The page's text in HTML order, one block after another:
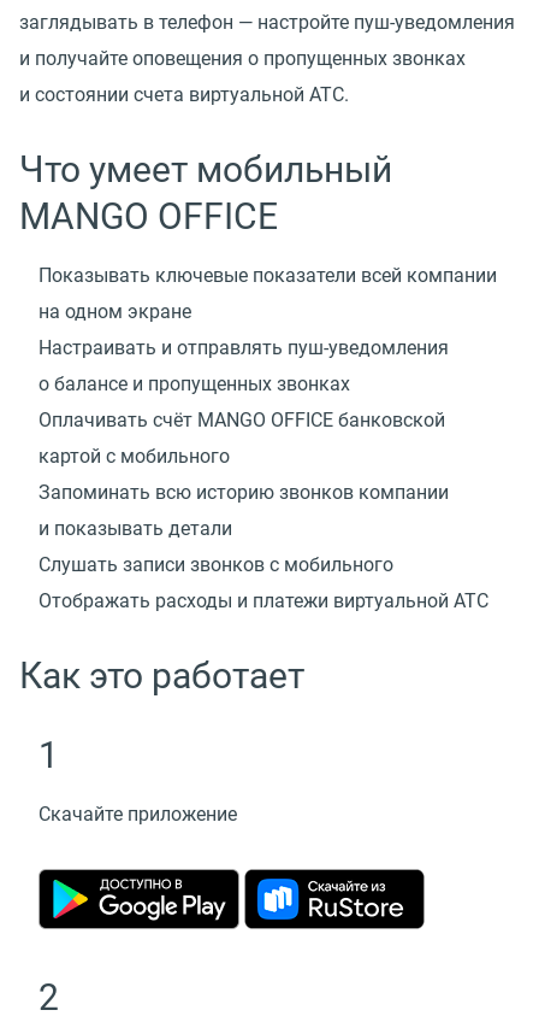
заглядывать в телефон — настройте пуш-уведомления
и получайте оповещения о пропущенных звонках
и состоянии счета виртуальной АТС.
Что умеет мобильный
MANGO OFFICE
Показывать ключевые показатели всей компании
на одном экране
Настраивать и отправлять пуш-уведомления
о балансе и пропущенных звонках
Оплачивать счёт MANGO OFFICE банковской
картой с мобильного
Запоминать всю историю звонков компании
и показывать детали
Слушать записи звонков с мобильного
Отображать расходы и платежи виртуальной АТС
Как это работает
1
Скачайте приложение
2